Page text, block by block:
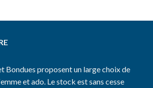
Bondues proposent un large choix de
et ado. Le stock est sans cesse